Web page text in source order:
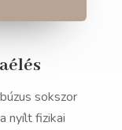
sokszor
nyílt fizikai